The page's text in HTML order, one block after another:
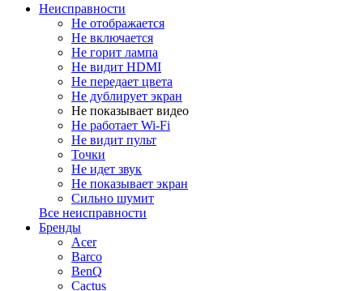
Неисправности
Не отображается
Не включается
Не горит лампа
Не видит HDMI
Не передает цвета
Не дублирует экран
Не показывает видео
Не работает Wi-Fi
Не видит пульт
Точки
Не идет звук
Не показывает экран
Сильно шумит
Все неисправности
Бренды
Acer
Barco
BenQ
Cactus